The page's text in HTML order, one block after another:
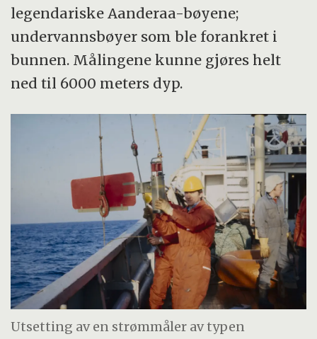
legendariske Aanderaa-bøyene;
undervannsbøyer som ble forankret i
bunnen. Målingene kunne gjøres helt
ned til 6000 meters dyp.
Utsetting av en strømmåler av typen